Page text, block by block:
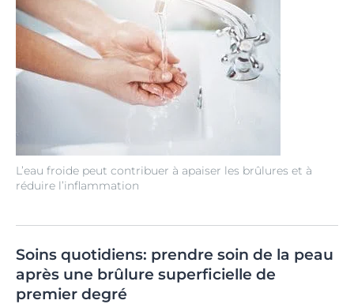
L’eau froide peut contribuer à apaiser les brûlures et à
réduire l’inflammation
Soins quotidiens: prendre soin de la peau
après une brûlure superficielle de
premier degré